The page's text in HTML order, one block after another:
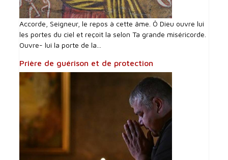
Accorde, Seigneur, le repos à cette âme. Ô Dieu ouvre lui
les portes du ciel et reçoit la selon Ta grande miséricorde.
Ouvre- lui la porte de la...
Prière de guérison et de protection